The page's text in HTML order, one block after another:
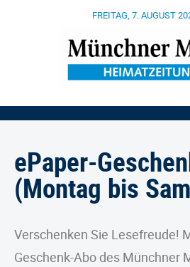
FREITAG, 7. AUGUST
ePaper-
(Montag bis
Verschenken Sie Lesefreude!
Geschenk-Abo des Münchner